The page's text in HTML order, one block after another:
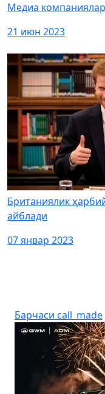
Медиа
21 июн 2023
Британиялик
айблади
07 январ 2023
Барчаси call_made